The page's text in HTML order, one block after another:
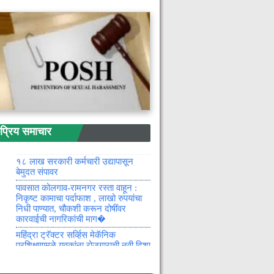
समाचार
हर घर नल-हर घर जल योजनेंतर्गत
नागरिकांना पाण्याच्या समस्येतून मिळणार
सुटका : आमदार विनोद अग्रवाल
अमृत महाआवास अभियानाचा संचालकांनी
घेतला आढावा
९ मे रोजी राष्ट्रीय लोक अदालतीचे
आयोजन : तडजोडपात्र प्रकरणे निकाली
तब्बल ५० वर्षांनंतर प्रकाशित होणार
चंद्रपूर जिल्ह्याचे अपडेट गॅझेटियर
गडचिरोली जिल्ह्यात आज एक जण
कोरोनामुक्त
१८ लाख सरकारी कर्मचारी उद्यापासून
बेमुदत संपावर
पावसात कोलगाव-रामनगर रस्ता वाहून :
निकृष्ट कामाचा पर्दाफाश , लाखो रुपयांचा
निधी पाण्यात, चौकशी करून दोषींवर
कारवाईची नागरिकांची माग�
महिंद्रा ट्रॅक्टर सर्व्हिस मेकॅनिक